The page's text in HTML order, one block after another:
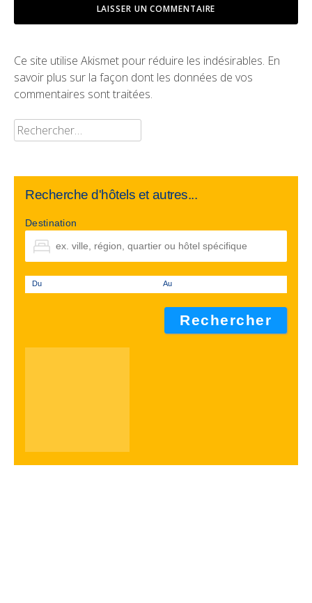
Ce site utilise Akismet pour réduire les indésirables. En
savoir plus sur la façon dont les données de vos
commentaires sont traitées.
Rechercher :
Recherche d'hôtels et autres...
Destination
Du Au